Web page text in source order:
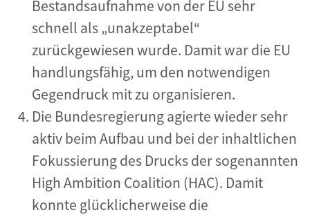
Bestandsaufnahme von der EU sehr
schnell als „unakzeptabel“
zurückgewiesen wurde. Damit war die EU
handlungsfähig, um den notwendigen
Gegendruck mit zu organisieren.
Die Bundesregierung agierte wieder sehr
aktiv beim Aufbau und bei der inhaltlichen
Fokussierung des Drucks der sogenannten
High Ambition Coalition (HAC). Damit
konnte glücklicherweise die